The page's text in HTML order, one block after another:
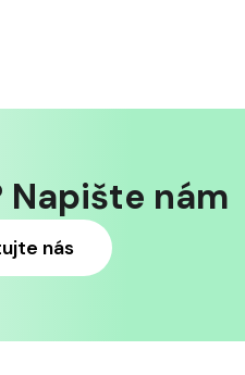
Napište nám
nás